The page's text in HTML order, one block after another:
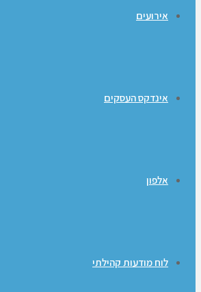
אירועים
אינדקס העסקים
אלפון
לוח מודעות קהילתי